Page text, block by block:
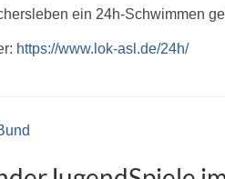
ein 24h-Schwimmen
https://www.lok-asl.de/24h/